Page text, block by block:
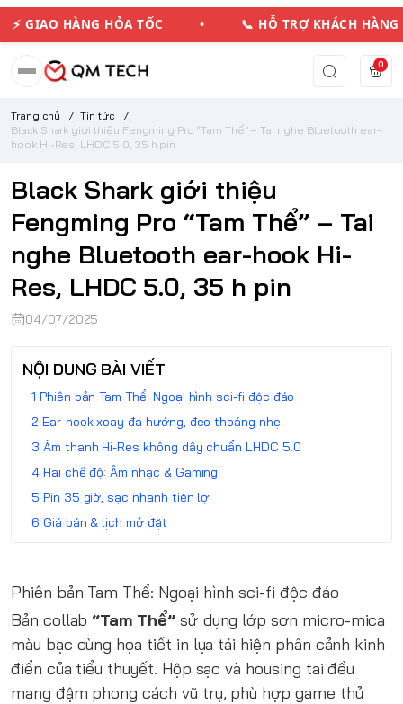
GIAO HÀNG HỎA TỐC • 📞 HỖ TRỢ KHÁCH
0
Trang chủ / Tin tức
/
Black Shark giới thiệu Fengming Pro “Tam Thể” – Tai nghe Bluetooth ear-
hook Hi-Res, LHDC 5.0, 35 h pin
Black Shark giới thiệu
Fengming Pro “Tam Thể” – Tai
nghe Bluetooth ear-hook Hi-
Res, LHDC 5.0, 35 h pin
04/07/2025
NỘI DUNG BÀI VIẾT
Phiên bản Tam Thể: Ngoại hình sci-fi độc đáo
Ear-hook xoay đa hướng, đeo thoáng nhẹ
Âm thanh Hi-Res không dây chuẩn LHDC 5.0
Hai chế độ: Âm nhạc & Gaming
Pin 35 giờ, sạc nhanh tiện lợi
Giá bán & lịch mở đặt
Phiên bản Tam Thể: Ngoại hình sci-fi độc đáo
Bản collab “Tam Thể”sử dụng lớp sơn micro-mica
màu bạc cùng họa tiết in lụa tái hiện phân cảnh kinh
điển của tiểu thuyết. Hộp sạc và housing tai đều
mang đậm phong cách vũ trụ, phù hợp game thủ